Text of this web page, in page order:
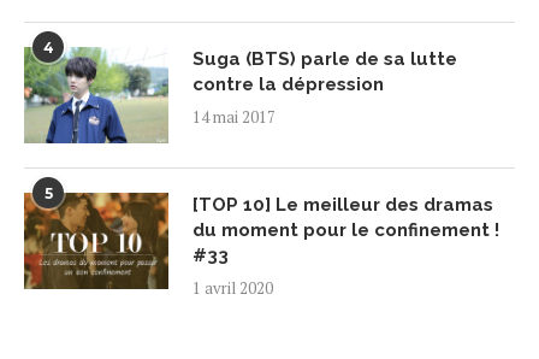
4
Suga (BTS) parle de sa lutte
contre la dépression
14 mai 2017
5
[TOP 10] Le meilleur des dramas
du moment pour le confinement !
#33
1 avril 2020